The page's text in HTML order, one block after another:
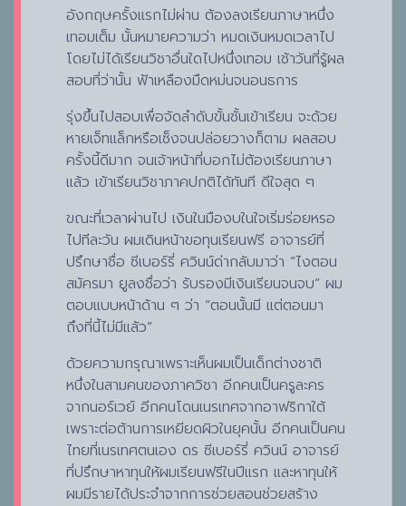
อังกฤษครั้งแรกไม่ผ่าน ต้องลงเรียนภาษาหนึ่ง
เทอมเต็ม นั้นหมายความว่า หมดเงินหมดเวลาไป
โดยไม่ได้เรียนวิชาอื่นใดไปหนึ่งเทอม เช้าวันที่รู้ผล
สอบที่ว่านั้น ฟ้าเหลืองมืดหม่นจนอนธการ
รุ่งขึ้นไปสอบเพื่อจัดลำดับขั้นชั้นเข้าเรียน จะด้วย
หายเจ็ทแล็กหรือเซ็งจนปล่อยวางก็ตาม ผลสอบ
ครั้งนี้ดีมาก จนเจ้าหน้าที่บอกไม่ต้องเรียนภาษา
แล้ว เข้าเรียนวิชาภาคปกติได้ทันที ดีใจสุด ๆ
ขณะที่เวลาผ่านไป เงินในมืองบในใจเริ่มร่อยหรอ
ไปทีละวัน ผมเดินหน้าขอทุนเรียนฟรี อาจารย์ที่
ปรึกษาชื่อ ซีเบอร์รี่ ควินน์ด่ากลับมาว่า “ไงตอน
สมัครมา ยูลงชื่อว่า รับรองมีเงินเรียนจนจบ” ผม
ตอบแบบหน้าด้าน ๆ ว่า “ตอนนั้นมี แต่ตอนมา
ถึงที่นี้ไม่มีแล้ว”
ด้วยความกรุณาเพราะเห็นผมเป็นเด็กต่างชาติ
หนึ่งในสามคนของภาควิชา อีกคนเป็นครูละคร
จากนอร์เวย์ อีกคนโดนเนรเทศจากอาฟริกาใต้
เพราะต่อต้านการเหยียดผิวในยุคนั้น อีกคนเป็นคน
ไทยที่เนรเทศตนเอง ดร ซีเบอร์รี่ ควินน์ อาจารย์
ที่ปรึกษาหาทุนให้ผมเรียนฟรีในปีแรก และหาทุนให้
ผมมีรายได้ประจำจากการช่วยสอนช่วยสร้าง